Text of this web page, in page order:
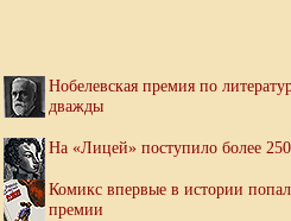
Нобелевская премия по
дважды
На «Лицей» поступило более
Комикс впервые в истории
премии